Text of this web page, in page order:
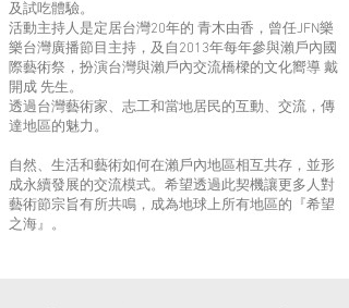
及試吃體驗。
活動主持人是定居台灣20年的 青木由香，曾任JFN樂
樂台灣廣播節目主持，及自2013年每年參與瀨戶內國
際藝術祭，扮演台灣與瀨戶內交流橋樑的文化嚮導 戴
開成 先生。
透過台灣藝術家、志工和當地居民的互動、交流，傳
達地區的魅力。
自然、生活和藝術如何在瀨戶內地區相互共存，並形
成永續發展的交流模式。希望透過此契機讓更多人對
藝術節宗旨有所共鳴，成為地球上所有地區的『希望
之海』。